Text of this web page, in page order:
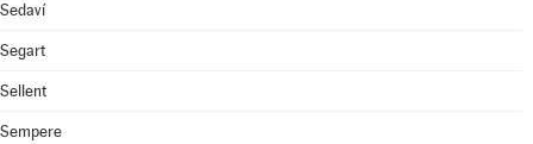
Sedaví
Segart
Sellent
Sempere